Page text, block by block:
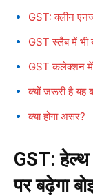
GST: क्लीन
GST स्लैब में भी
GST कलेक्शन में
क्यों जरूरी है यह
क्या होगा असर?
GST:
पर बढ़ेगा